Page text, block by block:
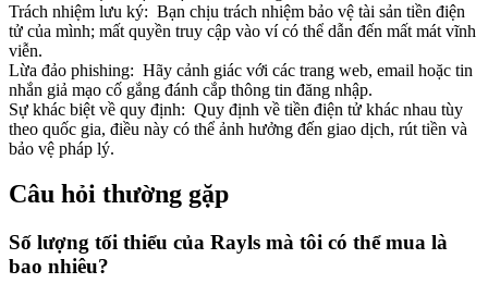
Trách nhiệm lưu ký: Bạn chịu trách nhiệm bảo vệ tài sản tiền điện
tử của mình; mất quyền truy cập vào ví có thể dẫn đến mất mát vĩnh
viễn.
Lừa đảo phishing: Hãy cảnh giác với các trang web, email hoặc tin
nhắn giả mạo cố gắng đánh cắp thông tin đăng nhập.
Sự khác biệt về quy định: Quy định về tiền điện tử khác nhau tùy
theo quốc gia, điều này có thể ảnh hưởng đến giao dịch, rút tiền và
bảo vệ pháp lý.
Câu hỏi thường gặp
Số lượng tối thiểu của Rayls mà tôi có thể mua là
bao nhiêu?